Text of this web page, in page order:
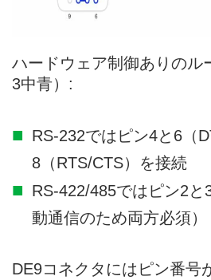
ハードウェア制御ありのル
3中青）:
RS-232ではピン4と6（
8（RTS/CTS）を接続
RS-422/485ではピン2と
動通信のため両方必須）
DE9コネクタにはピン番号